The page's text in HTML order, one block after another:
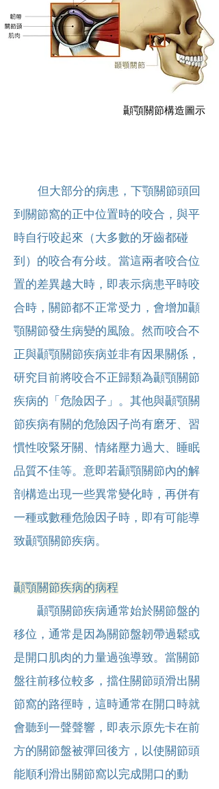
但大部分的病患，下顎關節頭回
到關節窩的正中位置時的咬合，與平
時自行咬起來（大多數的牙齒都碰
到）的咬合有分歧。當這兩者咬合位
置的差異越大時，即表示病患平時咬
合時，關節都不正常受力，會增加顳
顎關節發生病變的風險。然而咬合不
正與顳顎關節疾病並非有因果關係，
研究目前將咬合不正歸類為顳顎關節
疾病的「危險因子」。其他與顳顎關
節疾病有關的危險因子尚有磨牙、習
慣性咬緊牙關、情緒壓力過大、睡眠
品質不佳等。意即若顳顎關節內的解
剖構造出現一些異常變化時，再併有
一種或數種危險因子時，即有可能導
致顳顎關節疾病。
顳顎關節疾病的病程
顳顎關節疾病通常始於關節盤的
移位，通常是因為關節盤韌帶過鬆或
是開口肌肉的力量過強導致。當關節
盤往前移位較多，擋住關節頭滑出關
節窩的路徑時，這時通常在開口時就
會聽到一聲聲響，即表示原先卡在前
方的關節盤被彈回後方，以使關節頭
能順利滑出關節窩以完成開口的動
顳顎關節構造圖示